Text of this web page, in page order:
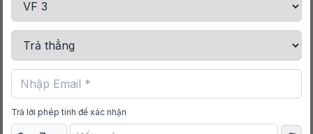
Trả lời phép tính để xác nhận